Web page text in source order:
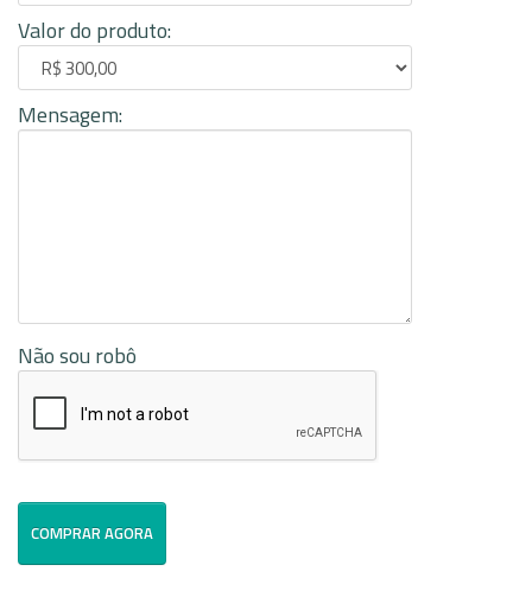
Valor do produto:
Mensagem:
Não sou robô
COMPRAR AGORA